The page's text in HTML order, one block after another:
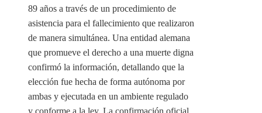
89 años a través de un procedimiento de
asistencia para el fallecimiento que realizaron
de manera simultánea. Una entidad alemana
que promueve el derecho a una muerte digna
confirmó la información, detallando que la
elección fue hecha de forma autónoma por
ambas y ejecutada en un ambiente regulado